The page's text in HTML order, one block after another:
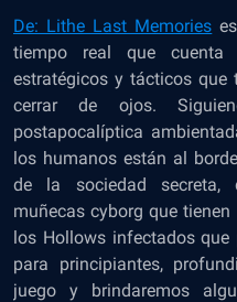
De: Lithe Last Memories
tiempo real que cuenta
estratégicos y tácticos que
cerrar de ojos.
postapocalíptica
los humanos están al
de la sociedad secreta,
muñecas cyborg que
los Hollows infectados
para principiantes,
juego y brindaremos